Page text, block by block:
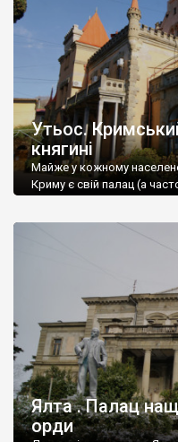
Утьос.
княгині
Майже у кожному
Криму є свій палац (а
Ялта . Палац
орди